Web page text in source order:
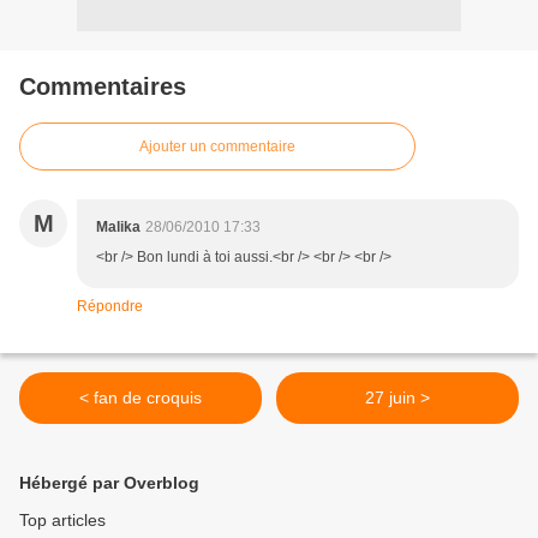
Commentaires
Ajouter un commentaire
M Malika 28/06/2010 17:33
<br /> Bon lundi à toi aussi.<br /> <br /> <br />
Répondre
< fan de croquis 27 juin >
Hébergé par Overblog
Top articles